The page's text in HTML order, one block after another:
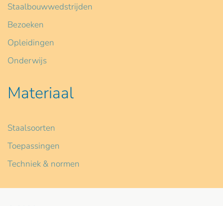
Staalbouwwedstrijden
Bezoeken
Opleidingen
Onderwijs
Materiaal
Staalsoorten
Toepassingen
Techniek & normen